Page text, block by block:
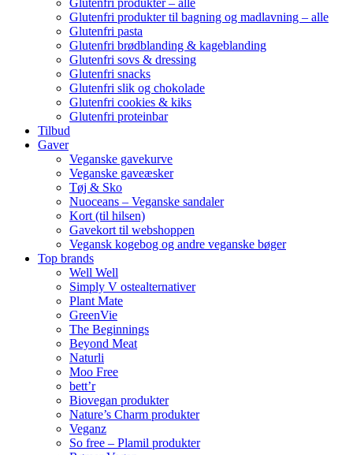
Glutenfri produkter – alle
Glutenfri produkter til bagning og madlavning – alle
Glutenfri pasta
Glutenfri brødblanding & kageblanding
Glutenfri sovs & dressing
Glutenfri snacks
Glutenfri slik og chokolade
Glutenfri cookies & kiks
Glutenfri proteinbar
Tilbud
Gaver
Veganske gavekurve
Veganske gaveæsker
Tøj & Sko
Nuoceans – Veganske sandaler
Kort (til hilsen)
Gavekort til webshoppen
Vegansk kogebog og andre veganske bøger
Top brands
Well Well
Simply V ostealternativer
Plant Mate
GreenVie
The Beginnings
Beyond Meat
Naturli
Moo Free
bett’r
Biovegan produkter
Nature’s Charm produkter
Veganz
So free – Plamil produkter